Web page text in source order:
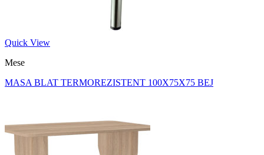
Quick View
Mese
MASA BLAT TERMOREZISTENT 100X75X75 BEJ